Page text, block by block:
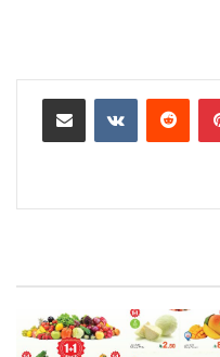
بينتيريست مشاركة عبر البريد